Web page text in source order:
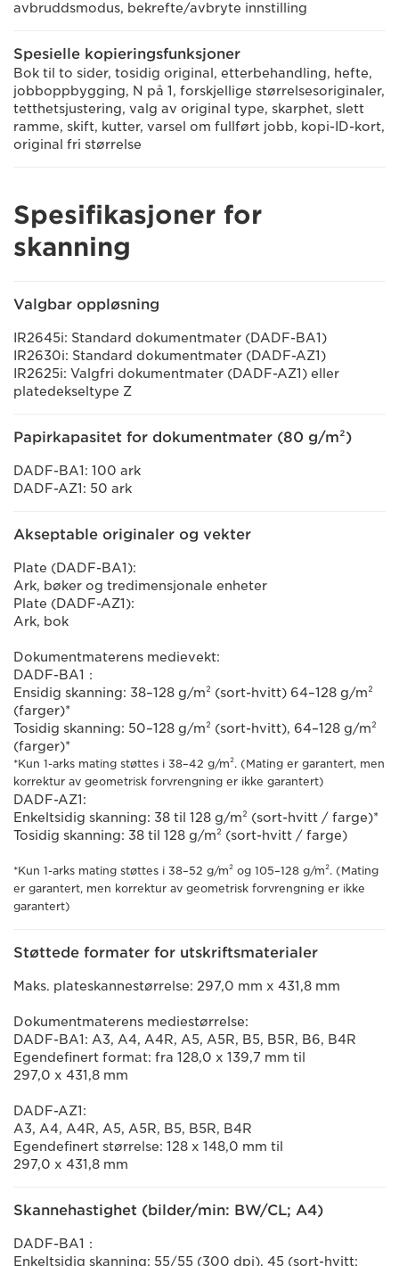
avbruddsmodus, bekrefte/avbryte innstilling
Spesielle kopieringsfunksjoner
Bok til to sider, tosidig original, etterbehandling, hefte,
jobboppbygging, N på 1, forskjellige størrelsesoriginaler,
tetthetsjustering, valg av original type, skarphet, slett
ramme, skift, kutter, varsel om fullført jobb, kopi-ID-kort,
original fri størrelse
Spesifikasjoner for
skanning
Valgbar oppløsning
IR2645i: Standard dokumentmater (DADF-BA1)
IR2630i: Standard dokumentmater (DADF-AZ1)
IR2625i: Valgfri dokumentmater (DADF-AZ1) eller
platedekseltype Z
Papirkapasitet for dokumentmater (80 g/m²)
DADF-BA1: 100 ark
DADF-AZ1: 50 ark
Akseptable originaler og vekter
Plate (DADF-BA1):
Ark, bøker og tredimensjonale enheter
Plate (DADF-AZ1):
Ark, bok
Dokumentmaterens medievekt:
DADF-BA1：
Ensidig skanning: 38–128 g/m² (sort-hvitt) 64–128 g/m²
(farger)*
Tosidig skanning: 50–128 g/m² (sort-hvitt), 64–128 g/m²
(farger)*
*Kun 1-arks mating støttes i 38–42 g/m². (Mating er garantert, men
korrektur av geometrisk forvrengning er ikke garantert)
DADF-AZ1:
Enkeltsidig skanning: 38 til 128 g/m² (sort-hvitt / farge)*
Tosidig skanning: 38 til 128 g/m² (sort-hvitt / farge)
*Kun 1-arks mating støttes i 38–52 g/m² og 105–128 g/m². (Mating
er garantert, men korrektur av geometrisk forvrengning er ikke
garantert)
Støttede formater for utskriftsmaterialer
Maks. plateskannestørrelse: 297,0 mm x 431,8 mm
Dokumentmaterens mediestørrelse:
DADF-BA1: A3, A4, A4R, A5, A5R, B5, B5R, B6, B4R
Egendefinert format: fra 128,0 x 139,7 mm til
297,0 x 431,8 mm
DADF-AZ1:
A3, A4, A4R, A5, A5R, B5, B5R, B4R
Egendefinert størrelse: 128 x 148,0 mm til
297,0 x 431,8 mm
Skannehastighet (bilder/min: BW/CL; A4)
DADF-BA1：
Enkeltsidig skanning: 55/55 (300 dpi), 45 (sort-hvitt: